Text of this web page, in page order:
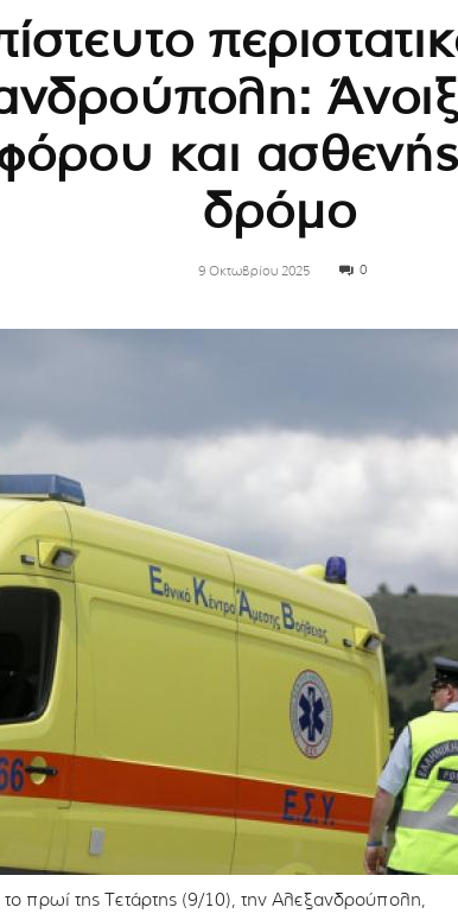
και
δρόμο
9 Οκτωβρίου 2025 0
πρωί της Τετάρτης (9/10), την Αλεξανδρούπολη,